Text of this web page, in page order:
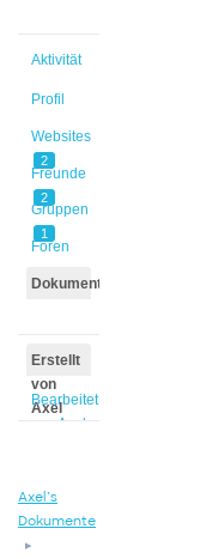
Aktivität
Profil
Websites
2
Freunde
2
Gruppen
1
Foren
Dokumente
Erstellt
von
Axel
Bearbeitet
von Axel
Axel’s
Dokumente
▸